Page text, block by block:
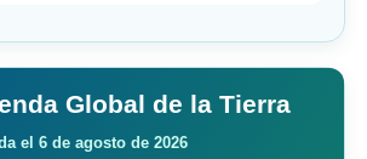
Global de la Tierra
el 6 de agosto de 2026